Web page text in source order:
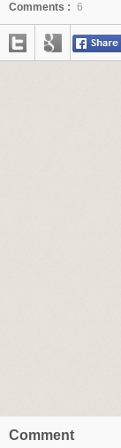
Comments : 6
Comment